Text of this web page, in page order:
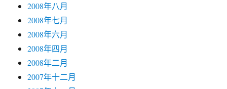
2008年八月
2008年七月
2008年六月
2008年四月
2008年二月
2007年十二月